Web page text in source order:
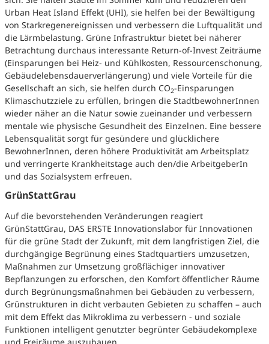
Urban Heat Island Effekt (UHI), sie helfen bei der Bewältigung
von Starkregenereignissen und verbessern die Luftqualität und
die Lärmbelastung. Grüne Infrastruktur bietet bei näherer
Betrachtung durchaus interessante Return-of-Invest Zeiträume
(Einsparungen bei Heiz- und Kühlkosten, Ressourcenschonung,
Gebäudelebensdauerverlängerung) und viele Vorteile für die
Gesellschaft an sich, sie helfen durch CO2-Einsparungen
Klimaschutzziele zu erfüllen, bringen die StadtbewohnerInnen
wieder näher an die Natur sowie zueinander und verbessern
mentale wie physische Gesundheit des Einzelnen. Eine bessere
Lebensqualität sorgt für gesündere und glücklichere
BewohnerInnen, deren höhere Produktivität am Arbeitsplatz
und verringerte Krankheitstage auch den/die ArbeitgeberIn
und das Sozialsystem erfreuen.
GrünStattGrau
Auf die bevorstehenden Veränderungen reagiert
GrünStattGrau, DAS ERSTE Innovationslabor für Innovationen
für die grüne Stadt der Zukunft, mit dem langfristigen Ziel, die
durchgängige Begrünung eines Stadtquartiers umzusetzen,
Maßnahmen zur Umsetzung großflächiger innovativer
Bepflanzungen zu erforschen, den Komfort öffentlicher Räume
durch Begrünungsmaßnahmen bei Gebäuden zu verbessern,
Grünstrukturen in dicht verbauten Gebieten zu schaffen – auch
mit dem Effekt das Mikroklima zu verbessern - und soziale
Funktionen intelligent genutzter begrünter Gebäudekomplexe